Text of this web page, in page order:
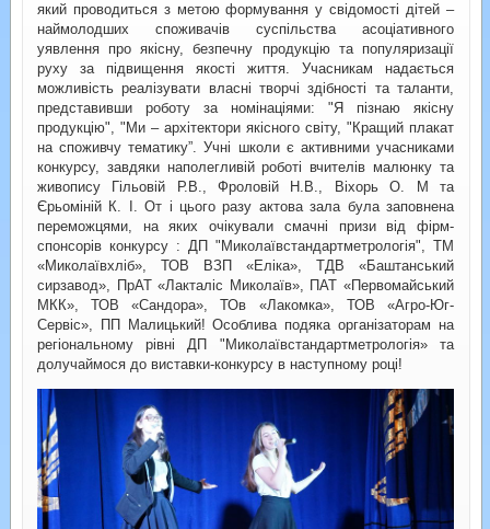
який проводиться з метою формування у свідомості дітей –
наймолодших споживачів суспільства асоціативного
уявлення про якісну, безпечну продукцію та популяризації
руху за підвищення якості життя. Учасникам надається
можливість реалізувати власні творчі здібності та таланти,
представивши роботу за номінаціями: "Я пізнаю якісну
продукцію", "Ми – архітектори якісного світу, "Кращий плакат
на споживчу тематику”. Учні школи є активними учасниками
конкурсу, завдяки наполегливій роботі вчителів малюнку та
живопису Гільовій Р.В., Фроловій Н.В., Віхорь О. М та
Єрьоміній К. І. От і цього разу актова зала була заповнена
переможцями, на яких очікували смачні призи від фірм-
спонсорів конкурсу : ДП "Миколаївстандартметрологія", ТМ
«Миколаївхліб», ТОВ ВЗП «Еліка», ТДВ «Баштанський
сирзавод», ПрАТ «Лакталіс Миколаїв», ПАТ «Первомайський
МКК», ТОВ «Сандора», ТОв «Лакомка», ТОВ «Агро-Юг-
Сервіс», ПП Малицький! Особлива подяка організаторам на
регіональному рівні ДП "Миколаївстандартметрологія» та
долучаймося до виставки-конкурсу в наступному році!